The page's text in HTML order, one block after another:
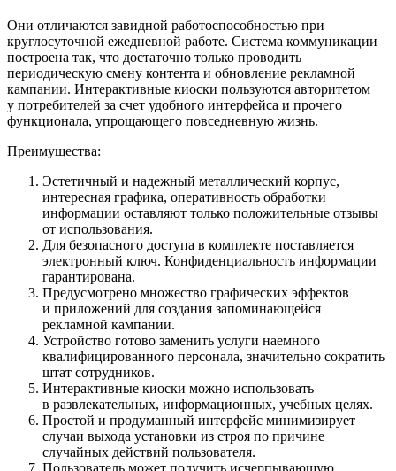
Они отличаются завидной работоспособностью при
круглосуточной ежедневной работе. Система коммуникации
построена так, что достаточно только проводить
периодическую смену контента и обновление рекламной
кампании. Интерактивные киоски пользуются авторитетом
у потребителей за счет удобного интерфейса и прочего
функционала, упрощающего повседневную жизнь.
Преимущества:
Эстетичный и надежный металлический корпус,
интересная графика, оперативность обработки
информации оставляют только положительные отзывы
от использования.
Для безопасного доступа в комплекте поставляется
электронный ключ. Конфиденциальность информации
гарантирована.
Предусмотрено множество графических эффектов
и приложений для создания запоминающейся
рекламной кампании.
Устройство готово заменить услуги наемного
квалифицированного персонала, значительно сократить
штат сотрудников.
Интерактивные киоски можно использовать
в развлекательных, информационных, учебных целях.
Простой и продуманный интерфейс минимизирует
случаи выхода установки из строя по причине
случайных действий пользователя.
Пользователь может получить исчерпывающую